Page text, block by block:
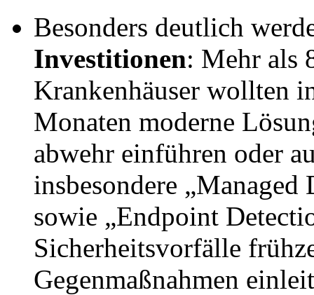
Besonders deutlich
Investitionen: Mehr als
Krankenhäuser wollten
Monaten moderne
abwehr einführen oder
insbesondere
sowie „Endpoint
Sicherheitsvorfälle
Gegenmaßnahmen